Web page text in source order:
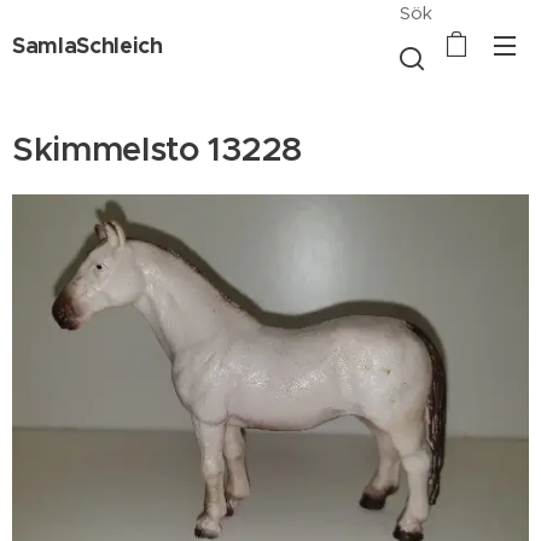
SamlaSchleich
Sök
Skimmelsto 13228